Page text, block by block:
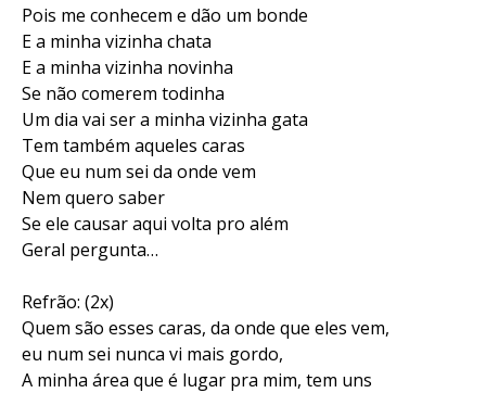
Pois me conhecem e dão um bonde
E a minha vizinha chata
E a minha vizinha novinha
Se não comerem todinha
Um dia vai ser a minha vizinha gata
Tem também aqueles caras
Que eu num sei da onde vem
Nem quero saber
Se ele causar aqui volta pro além
Geral pergunta…
Refrão: (2x)
Quem são esses caras, da onde que eles vem,
eu num sei nunca vi mais gordo,
A minha área que é lugar pra mim, tem uns